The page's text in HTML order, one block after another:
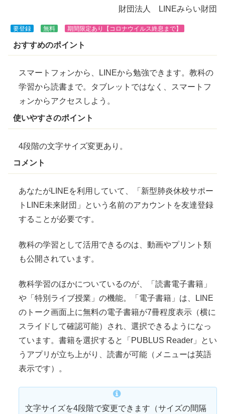
財団法人 LINEみらい財団
要登録 無料 期間限定あり【コロナウイルス終息 まで】
おすすめのポイント
スマートフォンから、LINEから勉強できます。教科の
学習から読書まで。タブレットではなく、スマートフ
ォンからアクセスしよう。
使いやすさのポイント
4段階の文字サイズ変更あり。
コメント
あなたがLINEを利用していて、「新型肺炎休校サポー
トLINE未来財団」という名前のアカウントを友達登録
することが必要です。
教科の学習として活用できるのは、動画やプリント類
も公開されています。
教科学習のほかについているのが、「読書電子書籍」
や「特別ライブ授業」の機能。「電子書籍」は、LINE
のトーク画面上に無料の電子書籍が7冊程度表示（横に
スライドして確認可能）され、選択できるようになっ
ています。書籍を選択すると「PUBLUS Reader」とい
うアプリが立ち上がり、読書が可能（メニューは英語
表示です）。
文字サイズを4段階で変更できます（サイズの間隔